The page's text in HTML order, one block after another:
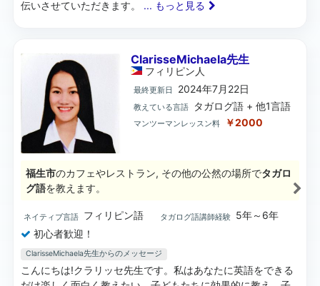
伝いさせていただきます。 ... もっと見る
ClarisseMichaela先生
フィリピン 人
最終更新日 2024年7月22日
教えている言語 タガログ語 + 他1言語
マンツーマンレッスン料 ￥2000
福生市のカフェやレストラン, その他の公然の場所でタガロ
グ語を教えます。
ネイティブ言語 フィリピン語 タガログ語講師経験
5年～6年
初心者歓迎！
ClarisseMichaela先生からのメッセージ
こんにちは!クラリッセ先生です。私はあなたに英語をできる